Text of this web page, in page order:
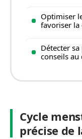
Optimiser
favoriser la
Détecter
conseils
Cycle
précise de